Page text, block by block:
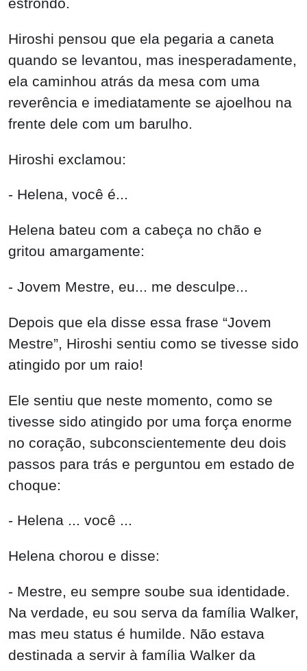
Helena chorou e disse:
- Mestre, eu sempre soube sua identidade.
Na verdade, eu sou serva da família Walker,
mas meu status é humilde. Não estava
destinada a servir à família Walker da